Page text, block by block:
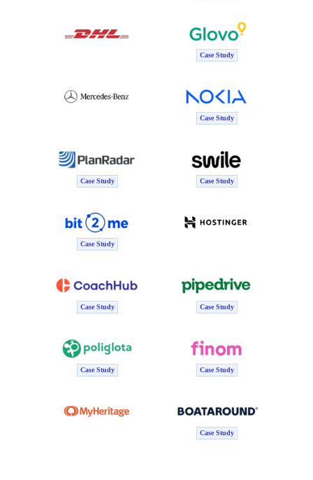
Case Study
Case Study
Case Study Case Study
Case Study
Case Study Case Study
Case Study Case Study
Case Study